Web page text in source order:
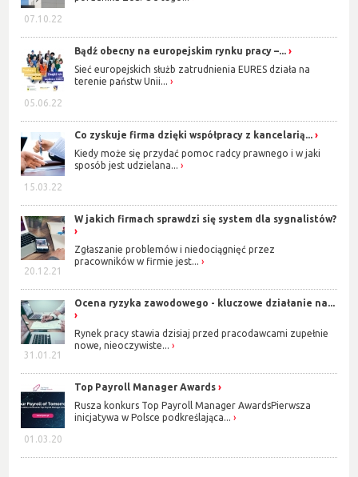
07.10.22
05.06.22
Bądź obecny na europejskim rynku pracy –...
Sieć europejskich służb zatrudnienia EURES działa na
terenie państw Unii...
15.03.22
Co zyskuje firma dzięki współpracy z kancelarią...
Kiedy może się przydać pomoc radcy prawnego i w jaki
sposób jest udzielana...
20.12.21
W jakich firmach sprawdzi się system dla sygnalistów?
Zgłaszanie problemów i niedociągnięć przez
pracowników w firmie jest...
31.01.21
Ocena ryzyka zawodowego - kluczowe działanie na...
Rynek pracy stawia dzisiaj przed pracodawcami zupełnie
nowe, nieoczywiste...
01.03.20
Top Payroll Manager Awards
Rusza konkurs Top Payroll Manager AwardsPierwsza
inicjatywa w Polsce podkreślająca...